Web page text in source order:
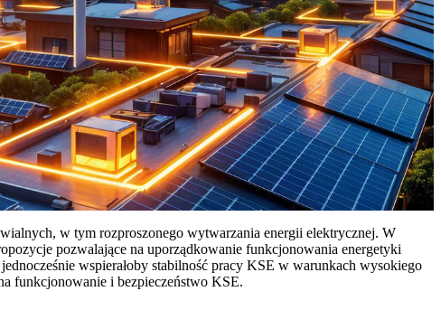
w tym rozproszonego wytwarzania energii elektrycznej. W
pozwalające na uporządkowanie funkcjonowania energetyki
wspierałoby stabilność pracy KSE w warunkach wysokiego
funkcjonowanie i bezpieczeństwo KSE.